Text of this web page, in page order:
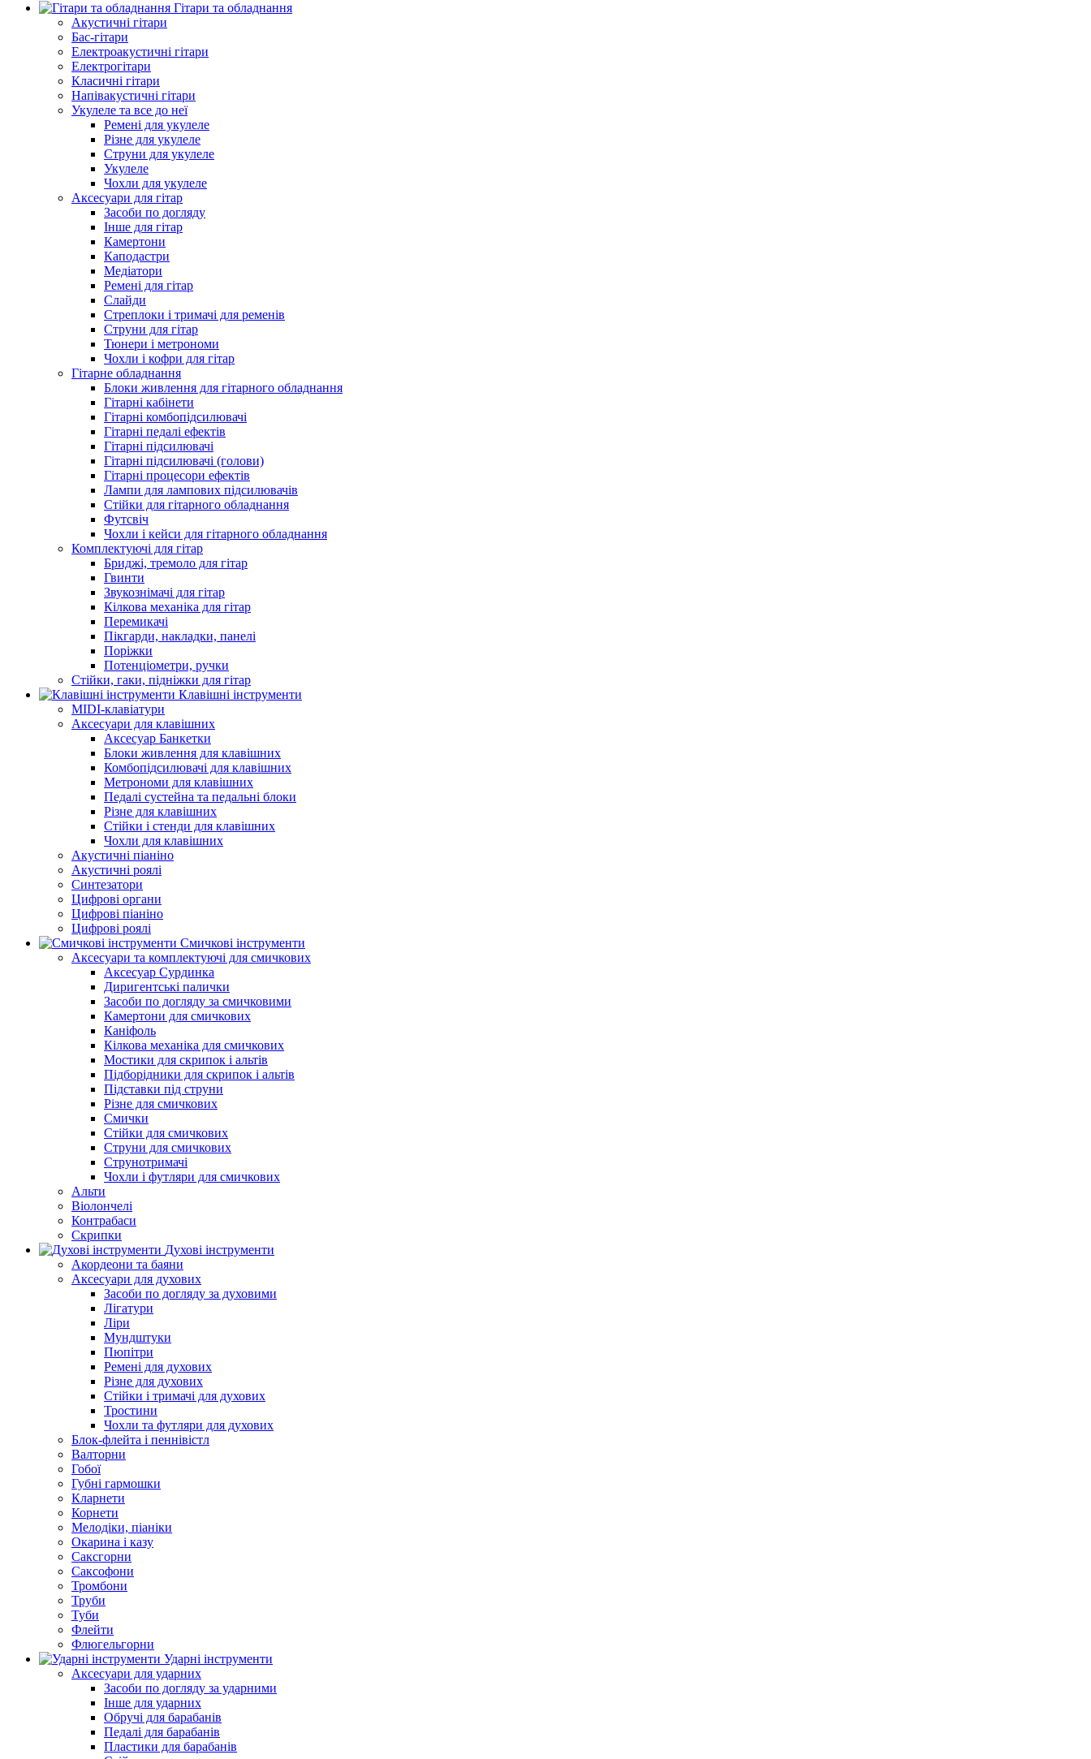
Гітари та обладнання
Акустичні гітари
Бас-гітари
Електроакустичні гітари
Електрогітари
Класичні гітари
Напівакустичні гітари
Укулеле та все до неї
Ремені для укулеле
Різне для укулеле
Струни для укулеле
Укулеле
Чохли для укулеле
Аксесуари для гітар
Засоби по догляду
Інше для гітар
Камертони
Каподастри
Медіатори
Ремені для гітар
Слайди
Стреплоки і тримачі для ременів
Струни для гітар
Тюнери і метрономи
Чохли і кофри для гітар
Гітарне обладнання
Блоки живлення для гітарного обладнання
Гітарні кабінети
Гітарні комбопідсилювачі
Гітарні педалі ефектів
Гітарні підсилювачі
Гітарні підсилювачі (голови)
Гітарні процесори ефектів
Лампи для лампових підсилювачів
Стійки для гітарного обладнання
Футсвіч
Чохли і кейси для гітарного обладнання
Комплектуючі для гітар
Бриджі, тремоло для гітар
Гвинти
Звукознімачі для гітар
Кілкова механіка для гітар
Перемикачі
Пікгарди, накладки, панелі
Поріжки
Потенціометри, ручки
Стійки, гаки, підніжки для гітар
Клавішні інструменти
MIDI-клавіатури
Аксесуари для клавішних
Аксесуар Банкетки
Блоки живлення для клавішних
Комбопідсилювачі для клавішних
Метрономи для клавішних
Педалі сустейна та педальні блоки
Різне для клавішних
Стійки і стенди для клавішних
Чохли для клавішних
Акустичні піаніно
Акустичні роялі
Синтезатори
Цифрові органи
Цифрові піаніно
Цифрові роялі
Смичкові інструменти
Аксесуари та комплектуючі для смичкових
Аксесуар Сурдинка
Диригентські палички
Засоби по догляду за смичковими
Камертони для смичкових
Каніфоль
Кілкова механіка для смичкових
Мостики для скрипок і альтів
Підборiдники для скрипок і альтів
Підставки під струни
Різне для смичкових
Смички
Стійки для смичкових
Струни для смичкових
Струнотримачі
Чохли і футляри для смичкових
Альти
Віолончелі
Контрабаси
Скрипки
Духові інструменти
Акордеони та баяни
Аксесуари для духових
Засоби по догляду за духовими
Лігатури
Ліри
Мундштуки
Пюпітри
Ремені для духових
Різне для духових
Стійки і тримачі для духових
Тростини
Чохли та футляри для духових
Блок-флейта і пеннівістл
Валторни
Гобої
Губні гармошки
Кларнети
Корнети
Мелодіки, піаніки
Окарина і казу
Саксгорни
Саксофони
Тромбони
Труби
Туби
Флейти
Флюгельгорни
Ударні інструменти
Аксесуари для ударних
Засоби по догляду за ударними
Інше для ударних
Обручі для барабанів
Педалі для барабанів
Пластики для барабанів